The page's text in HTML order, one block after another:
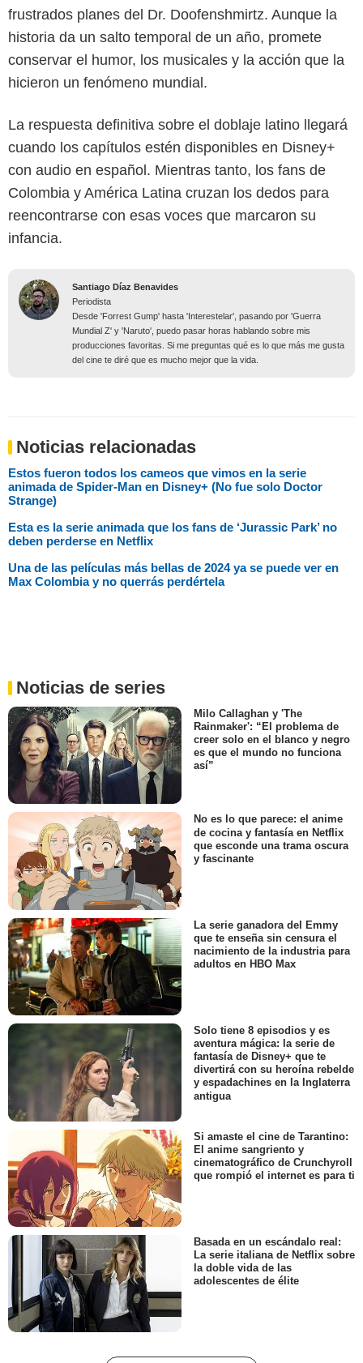
frustrados planes del Dr. Doofenshmirtz. Aunque la
historia da un salto temporal de un año, promete
conservar el humor, los musicales y la acción que la
hicieron un fenómeno mundial.
La respuesta definitiva sobre el doblaje latino llegará
cuando los capítulos estén disponibles en Disney+
con audio en español. Mientras tanto, los fans de
Colombia y América Latina cruzan los dedos para
reencontrarse con esas voces que marcaron su
infancia.
Santiago Díaz Benavides
Periodista
Desde 'Forrest Gump' hasta 'Interestelar', pasando por 'Guerra
Mundial Z' y 'Naruto', puedo pasar horas hablando sobre mis
producciones favoritas. Si me preguntas qué es lo que más me gusta
del cine te diré que es mucho mejor que la vida.
Noticias relacionadas
Estos fueron todos los cameos que vimos en la serie
animada de Spider-Man en Disney+ (No fue solo Doctor
Strange)
Esta es la serie animada que los fans de ‘Jurassic Park’ no
deben perderse en Netflix
Una de las películas más bellas de 2024 ya se puede ver en
Max Colombia y no querrás perdértela
Noticias de series
Milo Callaghan y 'The
Rainmaker': “El problema de
creer solo en el blanco y negro
es que el mundo no funciona
así”
No es lo que parece: el anime
de cocina y fantasía en Netflix
que esconde una trama oscura
y fascinante
La serie ganadora del Emmy
que te enseña sin censura el
nacimiento de la industria para
adultos en HBO Max
Solo tiene 8 episodios y es
aventura mágica: la serie de
fantasía de Disney+ que te
divertirá con su heroína rebelde
y espadachines en la Inglaterra
antigua
Si amaste el cine de Tarantino:
El anime sangriento y
cinematográfico de Crunchyroll
que rompió el internet es para ti
Basada en un escándalo real:
La serie italiana de Netflix sobre
la doble vida de las
adolescentes de élite